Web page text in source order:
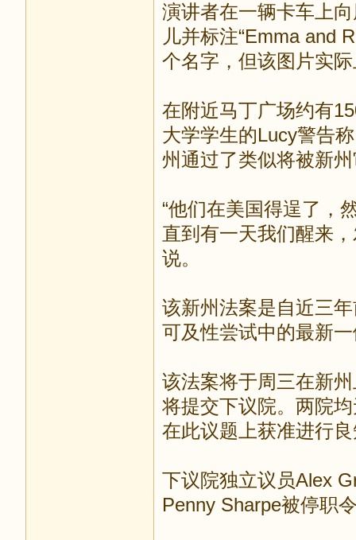
演讲者在一辆卡车上
儿并标注“Emma and
个名字，但该图片实
在附近马丁广场约有
大学学生的Lucy警告
州通过了类似将被新
“他们在美国得逞了，
直到有一天我们醒来
说。
该新州法案是自近三
可及性尝试中的最新
该法案将于周三在新
将提交下议院。两院
在此议题上获准进行
下议院独立议员Alex
Penny Sharpe被停职